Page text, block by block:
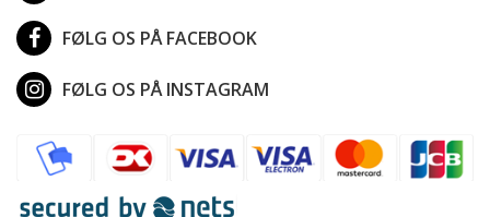
FØLG OS PÅ FACEBOOK
FØLG OS PÅ INSTAGRAM